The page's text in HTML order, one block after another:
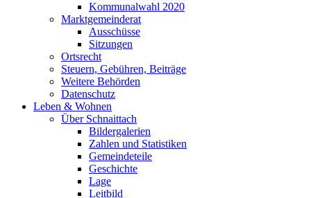
Kommunalwahl 2020
Marktgemeinderat
Ausschüsse
Sitzungen
Ortsrecht
Steuern, Gebühren, Beiträge
Weitere Behörden
Datenschutz
Leben & Wohnen
Über Schnaittach
Bildergalerien
Zahlen und Statistiken
Gemeindeteile
Geschichte
Lage
Leitbild